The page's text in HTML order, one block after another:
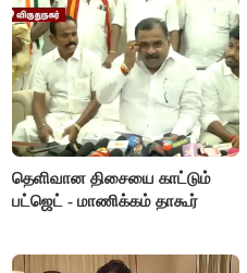
தெளிவான திசையை காட்டும்
பட்ஜெட் - மாணிக்கம் தாகூர்